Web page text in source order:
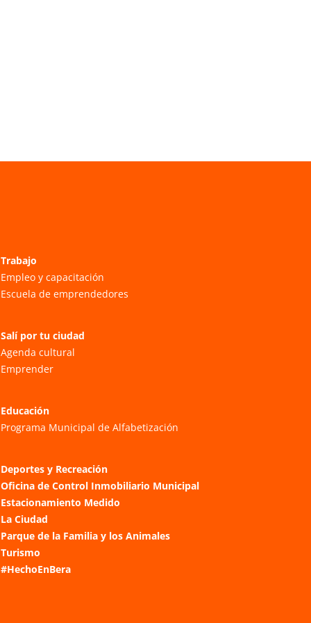
Trabajo
Empleo y capacitación
Escuela de emprendedores
Salí por tu ciudad
Agenda cultural
Emprender
Educación
Programa Municipal de Alfabetización
Deportes y Recreación
Oficina de Control Inmobiliario Municipal
Estacionamiento Medido
La Ciudad
Parque de la Familia y los Animales
Turismo
#HechoEnBera